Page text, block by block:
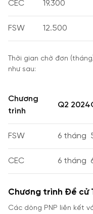
CEC 19.300
FSW 12.500
Thời gian chờ đơn
như sau:
Chương
trình
Q2 2024
FSW 6 tháng
CEC 6 tháng
Chương trình Đề cử
Các dòng PNP liên kết